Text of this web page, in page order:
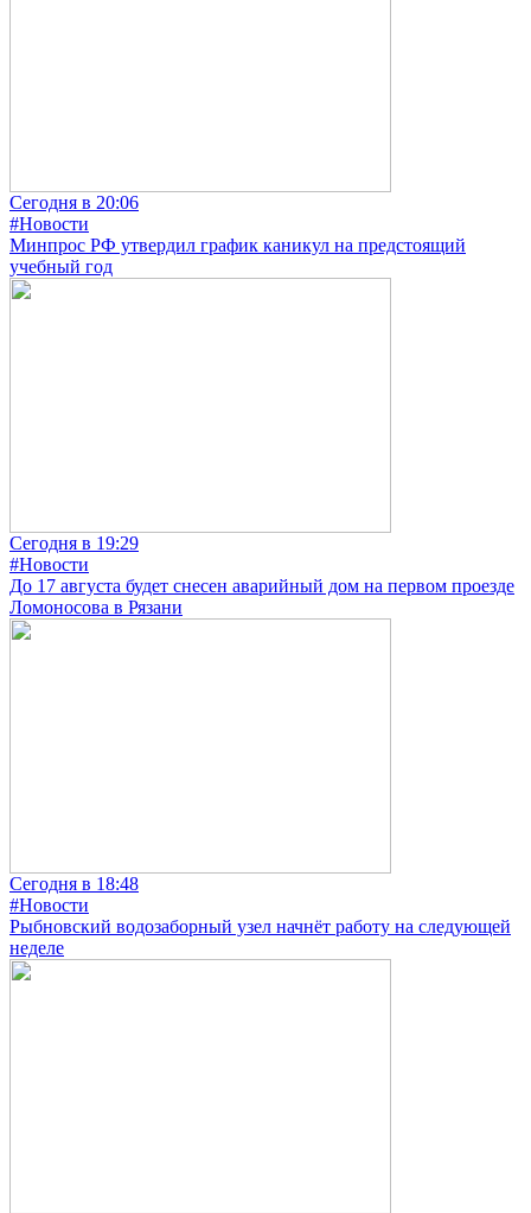
Сегодня в 20:06
#Новости
Минпрос РФ утвердил график каникул на предстоящий
учебный год
Сегодня в 19:29
#Новости
До 17 августа будет снесен аварийный дом на первом проезде
Ломоносова в Рязани
Сегодня в 18:48
#Новости
Рыбновский водозаборный узел начнёт работу на следующей
неделе